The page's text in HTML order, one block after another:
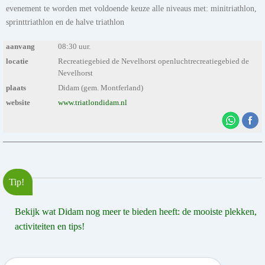
evenement te worden met voldoende keuze alle niveaus met: minitriathlon,
sprinttriathlon en de halve triathlon
aanvang
08:30 uur.
locatie
Recreatiegebied de Nevelhorst openluchtrecreatiegebied de
Nevelhorst
plaats
Didam (gem. Montferland)
website
www.triatlondidam.nl
Tip!
Bekijk wat Didam nog meer te bieden heeft: de mooiste plekken,
activiteiten en tips!